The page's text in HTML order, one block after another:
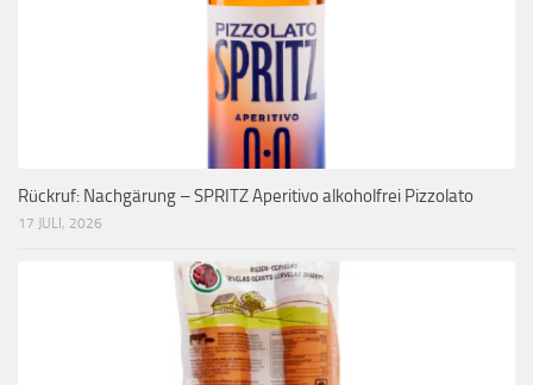
Rückruf: Nachgärung – SPRITZ Aperitivo alkoholfrei Pizzolato
17 JULI, 2026